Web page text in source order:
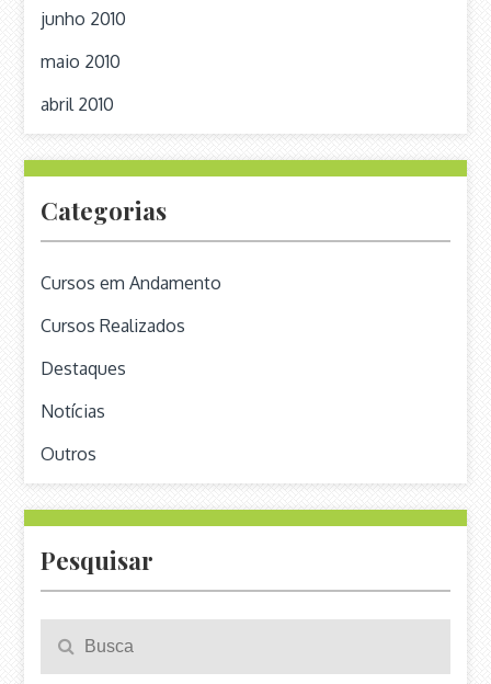
junho 2010
maio 2010
abril 2010
Categorias
Cursos em Andamento
Cursos Realizados
Destaques
Notícias
Outros
Pesquisar
para:
Search